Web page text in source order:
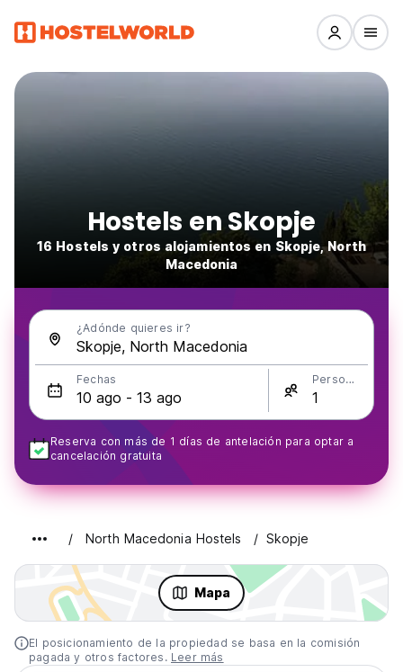
Hostels en Skopje
16 Hostels y otros alojamientos en Skopje, North
Macedonia
¿Adónde quieres ir?
Fechas Personas
Reserva con más de 1 días de antelación para optar a
cancelación gratuita
North Macedonia Hostels Skopje
Mapa
El posicionamiento de la propiedad se basa en la comisión
pagada y otros factores. Leer más